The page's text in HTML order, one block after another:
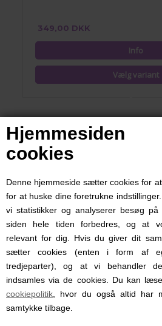
cookies
Denne hjemmeside sætter cookies for
for at huske dine foretrukne
vi statistikker og analyserer besøg
siden hele tiden forbedres, og at
relevant for dig. Hvis du giver dit
sætter cookies (enten i form af
tredjeparter), og at vi behandler de
indsamles via de cookies. Du kan
cookiepolitik , hvor du også altid har
samtykke tilbage.
349,00 DKK
Badekåbe med navn Bjørn, Pippi, Blå